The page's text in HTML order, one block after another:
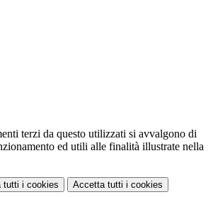
terzi da questo utilizzati si avvalgono di
ed utili alle finalità illustrate nella
tutti i cookies Accetta tutti i cookies